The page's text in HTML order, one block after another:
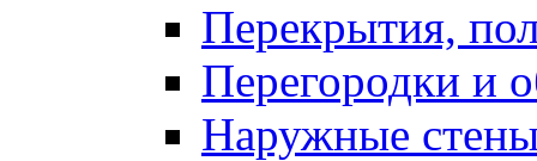
Перекрытия,
Перегородки и
Наружные